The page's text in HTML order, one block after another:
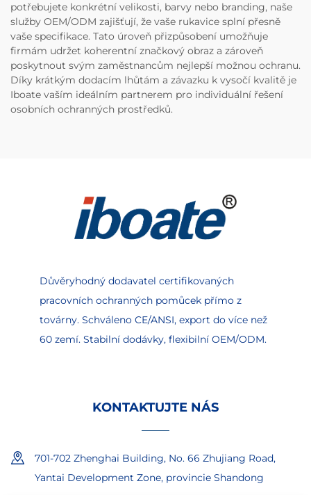
potřebujete konkrétní velikosti, barvy nebo branding, naše
služby OEM/ODM zajišťují, že vaše rukavice splní přesně
vaše specifikace. Tato úroveň přizpůsobení umožňuje
firmám udržet koherentní značkový obraz a zároveň
poskytnout svým zaměstnancům nejlepší možnou ochranu.
Díky krátkým dodacím lhůtám a závazku k vysočí kvalitě je
Iboate vaším ideálním partnerem pro individuální řešení
osobních ochranných prostředků.
Důvěryhodný dodavatel certifikovaných
pracovních ochranných pomůcek přímo z
továrny. Schváleno CE/ANSI, export do více než
60 zemí. Stabilní dodávky, flexibilní OEM/ODM.
KONTAKTUJTE NÁS
701-702 Zhenghai Building, No. 66 Zhujiang Road,
Yantai Development Zone, provincie Shandong